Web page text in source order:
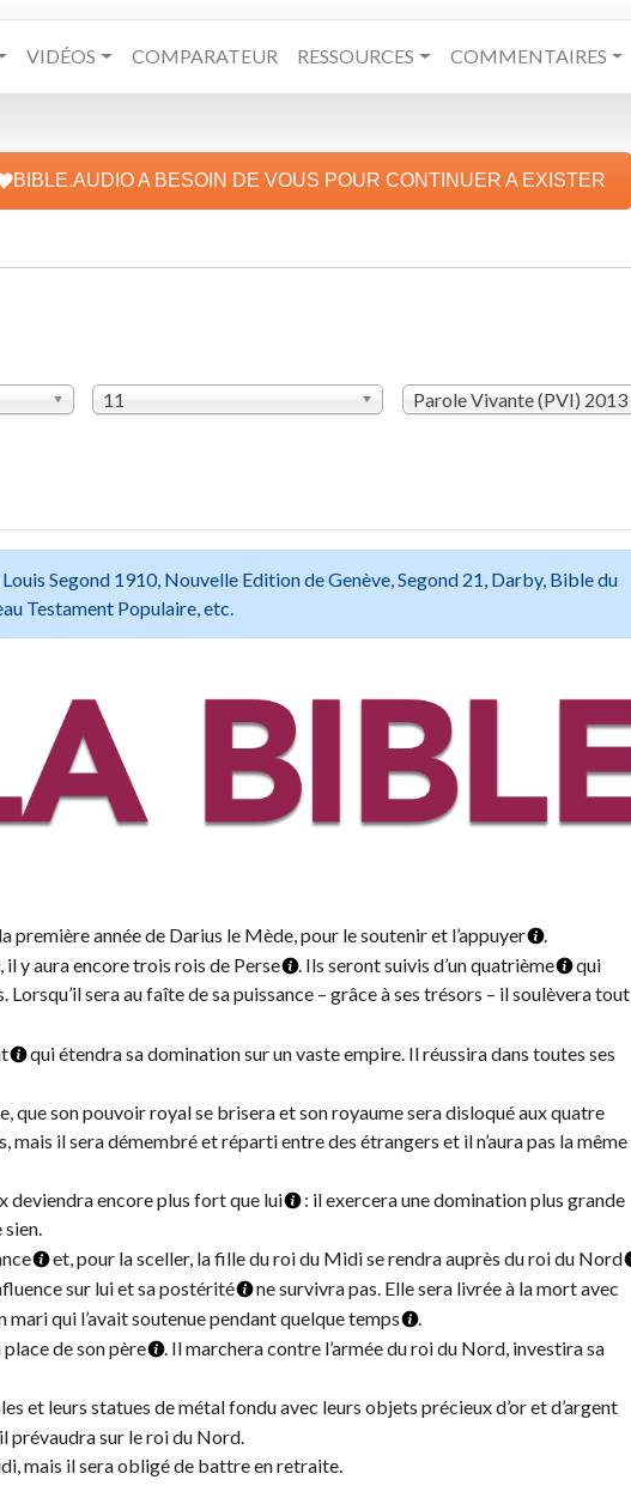
VIDÉOS COMPARATEUR RESSOURCES COMMENTAIRES
BIBLE.AUDIO A BESOIN DE VOUS POUR CONTINUER A EXISTER
11 Parole Vivante (PVI) 2013
Segond 1910, Nouvelle Edition de Genève, Segond 21, Darby, Bible du
Testament Populaire, etc.
première année de Darius le Mède, pour le soutenir et l’appuyer
.
y aura encore trois rois de Perse . Ils seront suivis d’un quatrième
qui
sera au faîte de sa puissance – grâce à ses trésors – il soulèvera tout
qui étendra sa domination sur un vaste empire. Il réussira dans toutes ses
que son pouvoir royal se brisera et son royaume sera disloqué aux quatre
mais il sera démembré et réparti entre des étrangers et il n’aura pas la même
deviendra encore plus fort que lui
: il exercera une domination plus grande
et, pour la sceller, la fille du roi du Midi se rendra auprès du roi du Nord
sur lui et sa postérité
ne survivra pas. Elle sera livrée à la mort avec
mari qui l’avait soutenue pendant quelque temps
.
de son père
. Il marchera contre l’armée du roi du Nord, investira sa
et leurs statues de métal fondu avec leurs objets précieux d’or et d’argent
prévaudra sur le roi du Nord.
mais il sera obligé de battre en retraite.